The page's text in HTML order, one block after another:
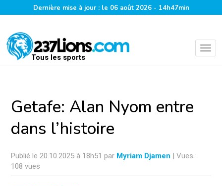
Dernière mise à jour : le 06 août 2026 - 14h47min
Tous les sports
Getafe: Alan Nyom entre
dans l’histoire
Publié le 20.10.2025 à 18h51 par Myriam Djamen | Vues :
108 vues